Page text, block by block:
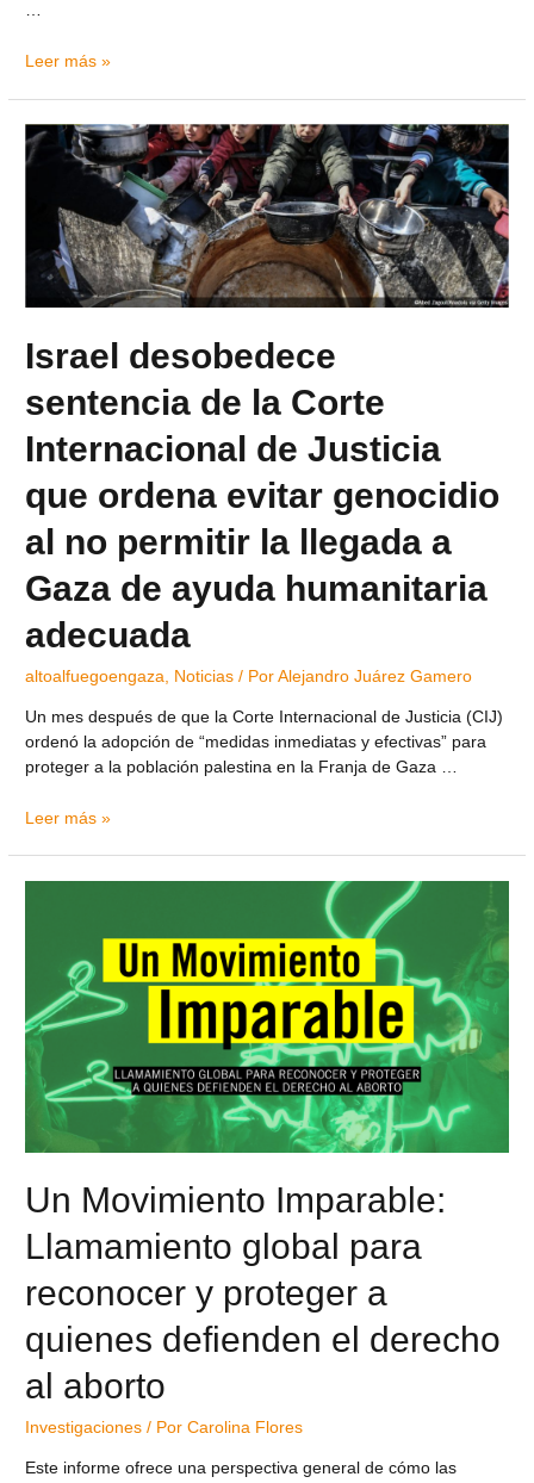
…
Leer más »
Israel desobedece
sentencia de la Corte
Internacional de Justicia
que ordena evitar genocidio
al no permitir la llegada a
Gaza de ayuda humanitaria
adecuada
altoalfuegoengaza Noticias / PorAlejandro Juárez Gamero
Un mes después de que la Corte Internacional de Justicia (CIJ)
ordenó la adopción de “medidas inmediatas y efectivas” para
proteger a la población palestina en la Franja de Gaza …
Leer más »
Un Movimiento Imparable:
Llamamiento global para
reconocer y proteger a
quienes defienden el derecho
al aborto
Investigaciones / PorCarolina Flores
Este informe ofrece una perspectiva general de cómo las